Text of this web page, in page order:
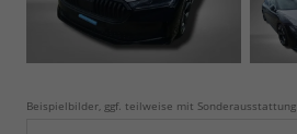
Beispielbilder, ggf. teilweise mit Sonderausstattung